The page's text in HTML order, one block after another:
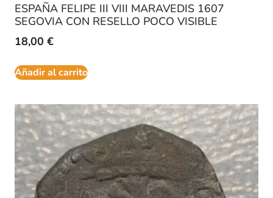
ESPAÑA FELIPE III VIII MARAVEDIS 1607
SEGOVIA CON RESELLO POCO VISIBLE
18,00 €
Añadir al carrito